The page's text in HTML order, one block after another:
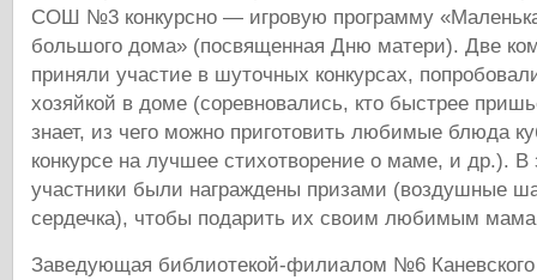
СОШ №3 конкурсно — игровую программу
большого дома» (посвященная Дню матери). Две
приняли участие в шуточных конкурсах,
хозяйкой в доме (соревновались, кто быстрее
знает, из чего можно приготовить любимые блюда
конкурсе на лучшее стихотворение о маме, и др.). В
участники были награждены призами (воздушные
сердечка), чтобы подарить их своим любимым
Заведующая библиотекой-филиалом №6 Каневского